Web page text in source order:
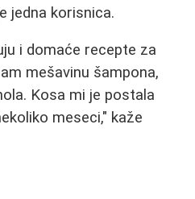
jedna korisnica.
i domaće recepte za
mešavinu šampona,
Kosa mi je postala
meseci," kaže